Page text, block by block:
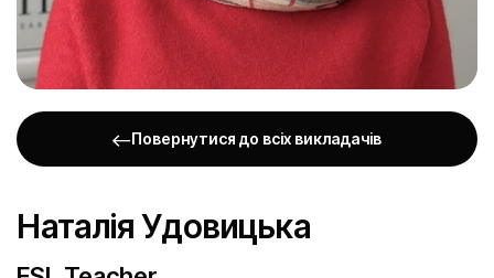
Повернутися до всіх викладачів
Наталія Удовицька